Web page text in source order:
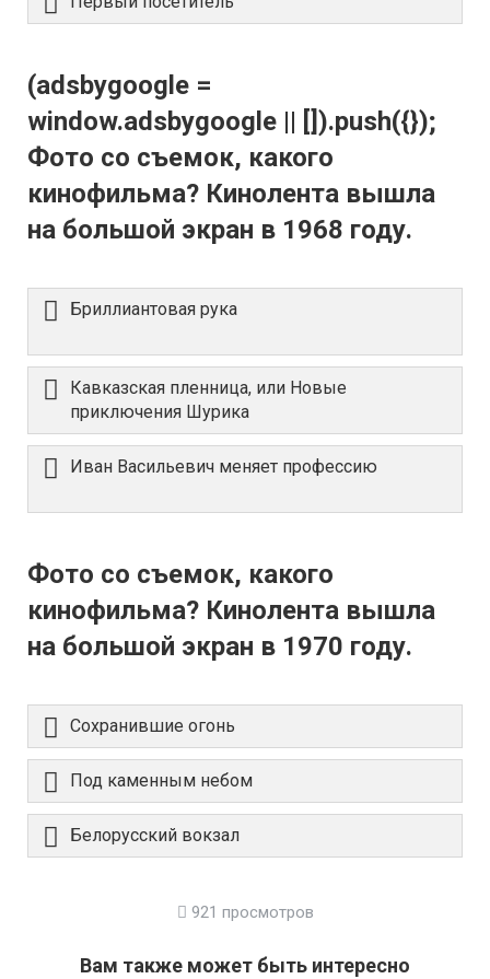
(adsbygoogle =
window.adsbygoogle || []).push({});
Фото со съемок, какого
кинофильма? Кинолента вышла
на большой экран в 1968 году.
Бриллиантовая рука
Кавказская пленница, или Новые
приключения Шурика
Иван Васильевич меняет профессию
Фото со съемок, какого
кинофильма? Кинолента вышла
на большой экран в 1970 году.
Сохранившие огонь
Под каменным небом
Белорусский вокзал
921 просмотров
Вам также может быть интересно